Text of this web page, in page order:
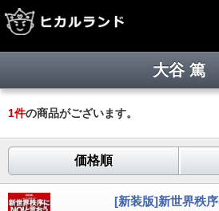
大谷 篤
1件の商品がございます。
価格順
[新装版]新世界秩